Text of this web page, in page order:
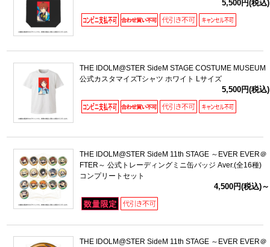
5,500円(税込)
THE IDOLM@STER SideM STAGE COSTUME MUSEUM
公式カスタマイズTシャツ ホワイト Lサイズ
5,500円(税込)
THE IDOLM@STER SideM 11th STAGE ～EVER EVER＠
FTER～ 公式トレーディングミニ缶バッジ Aver.(全16種)
コンプリートセット
4,500円(税込)～
THE IDOLM@STER SideM 11th STAGE ～EVER EVER＠